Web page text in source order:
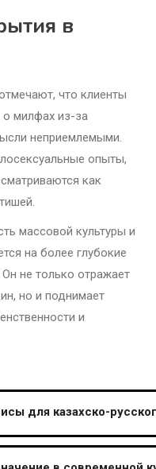
в
что клиенты
о милфах из-за
неприемлемыми.
опыты,
как
массовой культуры и
на более глубокие
не только отражает
но и поднимает
и
для казахско-